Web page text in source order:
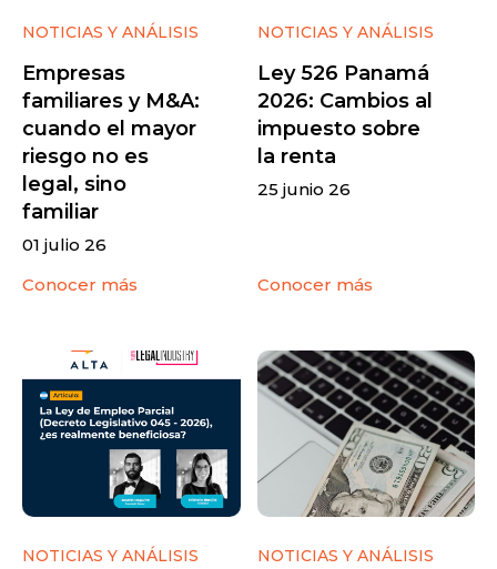
NOTICIAS Y ANÁLISIS
Empresas
familiares y M&A:
cuando el mayor
riesgo no es
legal, sino
familiar
01 julio 26
Conocer más
NOTICIAS Y ANÁLISIS
Ley 526 Panamá
2026: Cambios al
impuesto sobre
la renta
25 junio 26
Conocer más
NOTICIAS Y ANÁLISIS NOTICIAS Y ANÁLISIS